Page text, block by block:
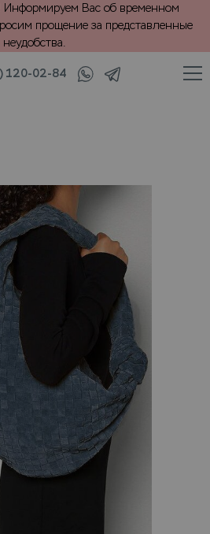
Вас об временном
прощение за представленные
неудобства.
120-02-84
или чемодана, размером более 40х50